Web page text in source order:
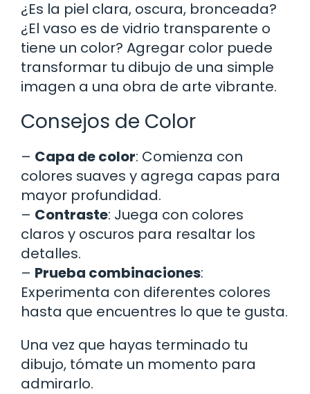
¿Es la piel clara, oscura, bronceada?
¿El vaso es de vidrio transparente o
tiene un color? Agregar color puede
transformar tu dibujo de una simple
imagen a una obra de arte vibrante.
Consejos de Color
– Capa de color: Comienza con
colores suaves y agrega capas para
mayor profundidad.
– Contraste: Juega con colores
claros y oscuros para resaltar los
detalles.
– Prueba combinaciones:
Experimenta con diferentes colores
hasta que encuentres lo que te gusta.
Una vez que hayas terminado tu
dibujo, tómate un momento para
admirarlo.